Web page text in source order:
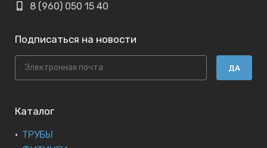
8 (960) 050 15 40
Подписаться на новости
ДА
Каталог
ТРУБЫ